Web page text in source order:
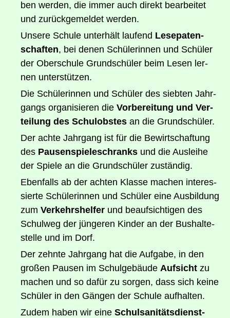
ben wer­den, die immer auch direkt bear­bei­tet
und zurück­ge­mel­det werden.
Unse­re Schu­le unter­hält lau­fend Lese­pa­ten­
schaf­ten, bei denen Schü­le­rin­nen und Schü­ler
der Ober­schu­le Grund­schü­ler beim Lesen ler­
nen unterstützen.
Die Schü­le­rin­nen und Schü­ler des sieb­ten Jahr­
gangs orga­ni­sie­ren die Vor­be­rei­tung und Ver­
tei­lung des Schul­obs­tes an die Grundschüler.
Der ach­te Jahr­gang ist für die Bewirt­schaf­tung
des Pau­sen­spie­le­schranks und die Aus­lei­he
der Spie­le an die Grund­schü­ler zuständig.
Eben­falls ab der ach­ten Klas­se machen inter­es­
sier­te Schü­le­rin­nen und Schü­ler eine Aus­bil­dung
zum Ver­kehrs­hel­fer und beauf­sich­ti­gen des
Schul­weg der jün­ge­ren Kin­der an der Bus­hal­te­
stel­le und im Dorf.
Der zehn­te Jahr­gang hat die Auf­ga­be, in den
gro­ßen Pau­sen im Schul­ge­bäu­de Auf­sicht zu
machen und so dafür zu sor­gen, dass sich kei­ne
Schü­ler in den Gän­gen der Schu­le aufhalten.
Zudem haben wir eine Schul­sa­ni­täts­dienst-